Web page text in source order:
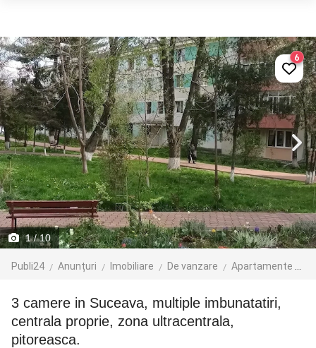
1/ 10
Publi24 Anunțuri Imobiliare De vanzare Apartamente de vanzare
6
3 camere in Suceava, multiple imbunatatiri,
centrala proprie, zona ultracentrala,
pitoreasca.